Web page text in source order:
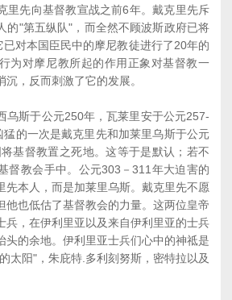
里先向基督教宣战之前6年。戴克里先斥
的"第五纵队"，而全然不顾波斯政府已将
对本国臣民中的摩尼教徒进行了20年的
为对摩尼教所起的作用正象对基督教一
，反而刺激了它的发展。
斯于公元250年，瓦莱里安于公元257-
猛的一次是戴克里先和加莱里乌斯于公元
基督教置之死地。这等于是默认；若不
督教会手中。公元303－311年大迫害的
先本人，而是加莱里乌斯。戴克里先不愿
他也低估了基督教会的力量。这两位皇帝
兵，在伊利里亚以及来自伊利里亚的士兵
头的余地。伊利里亚士兵们心中的神祗是
太阳"，朱庇特.多利刻努斯，密特拉以及